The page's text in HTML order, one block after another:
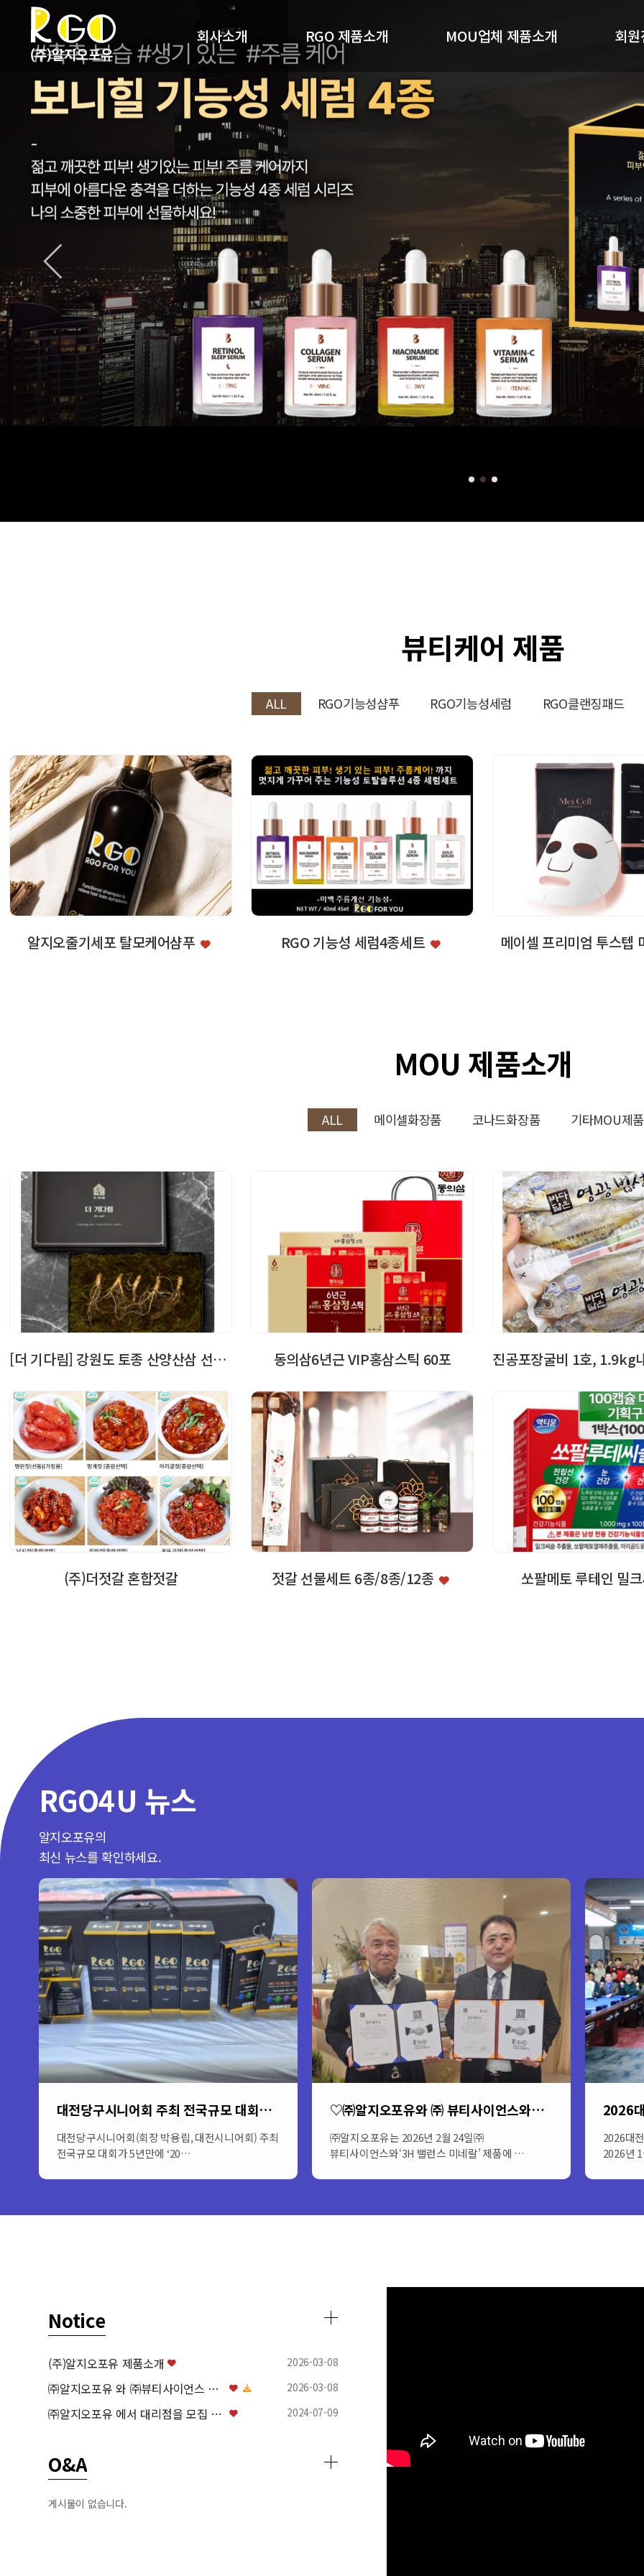
회사소개
회사개요
사업영역
찾아오시는 길
RGO 제품소개
RGO기능성샴푸
RGO 세럼 4종세트
MOU업체 제품소개
기타MOU제품소개
회
회
뷰티케어 제품
ALL RGO기능성샴푸 RGO기능성세럼 RGO클랜징패드
알지오줄기세포 탈모케어샴푸 RGO 기능성 세럼4종세트 메이셀 프리미엄 투스텝
MOU 제품소개
ALL 메이셀화장품 코나드화장품 기타MOU제품
[더 기다림] 강원도 토종 산양산삼 선물세트… 동의삼6년근 VIP홍삼스틱 60포
(주)더젓갈 혼합젓갈 젓갈 선물세트 6종/8종/12종 쏘팔메토 루테인 밀
RGO4U 뉴스
알지오포유의
최신 뉴스를 확인하세요.
2026대전당구 시니어회 회장배 전국당구대회
2026대전당구 시니어회장배 전국당구대회&
2026년 1월24일 토요일 …
신제품 3H이온미네랄 업무제휴 후 출시
이온미네랄 3H밸런스제품소개성장호르몬을
몸에서 자연스럽게BOBSTINNG 시키는…
방송인
자신의
Notice
(주)알지오포유 제품소개 2026-03-08
㈜알지오포유 와 ㈜뷰티사이언스 와 업무협약(MOU) 체… 2026-03-08
㈜알지오포유 에서 대리점을 모집 하고 있습니다. 2024-07-09
Q&A
게시물이 없습니다.